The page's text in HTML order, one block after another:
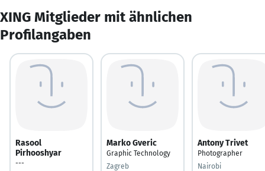
XING Mitglieder mit ähnlichen
Profilangaben
Rasool
Pirhooshyar
---
Marko Gveric
Graphic Technology
Zagreb
Antony Trivet
Photographer
Nairobi